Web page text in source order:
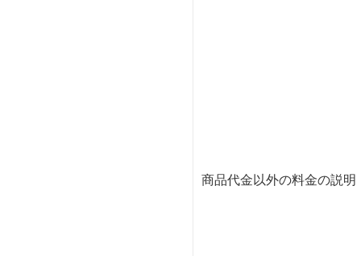
商品代金以外の料金の説明